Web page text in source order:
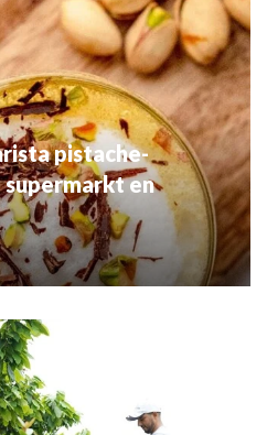
pistache-
supermarkt en